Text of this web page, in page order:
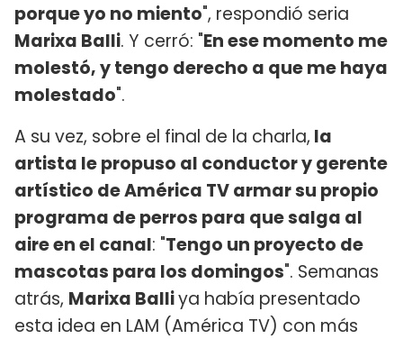
porque yo no miento", respondió seria
Marixa Balli. Y cerró: "En ese momento me
molestó, y tengo derecho a que me haya
molestado".
A su vez, sobre el final de la charla, la
artista le propuso al conductor y gerente
artístico de América TV armar su propio
programa de perros para que salga al
aire en el canal: "Tengo un proyecto de
mascotas para los domingos". Semanas
atrás, Marixa Balliya había presentado
esta idea en LAM (América TV) con más